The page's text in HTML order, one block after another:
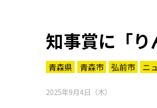
知事賞に「り
青森県 青森市 弘前市 ニ
2025年9月4日（木）